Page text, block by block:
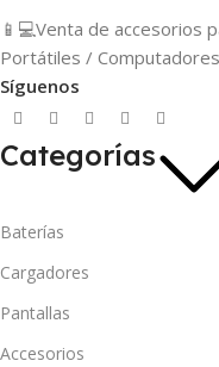
📱💻Venta de accesorios
Portátiles / Computadores
Síguenos
Categorías
Baterías
Cargadores
Pantallas
Accesorios